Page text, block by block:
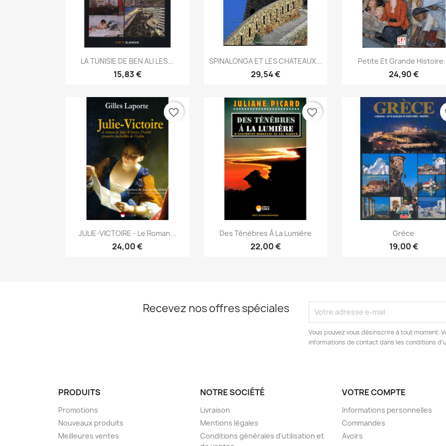
Aperçu rapide
LA TUNISIE DE BEN ALI LES...
15,83 €
Aperçu rapide
SPINALONGA ET LES CHATEAUX...
29,54 €
Aperçu rapide
Petite Et Grande
24,90 €
Aperçu rapide
JULIE-VICTOIRE - Le Roman...
24,00 €
favorite_border
Aperçu rapide
Des Ténèbres À La Lumière
22,00 €
favorite_border
Aperçu rapide
Grèce
19,00 €
Recevez nos offres spéciales
Vous pouvez vous désinscrire à tout moment.
informations de contact dans les conditions
PRODUITS
Promotions
Nouveaux produits
Meilleures ventes
NOTRE SOCIÉTÉ
Livraison
Mentions légales
Conditions générales d'utilisation et
VOTRE COMPTE
Informations personnelles
Commandes
Avoirs